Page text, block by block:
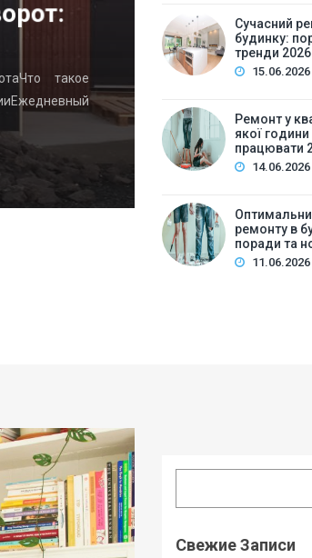
такое
Зміст:Вступ:
усеСмарт-рі…
Сучасний
будинку:
тренди 2026
15.06.2026
Ремонт у
якої
працювати
14.06.2026
ремонту в
поради та
11.06.2026
Свежие Записи